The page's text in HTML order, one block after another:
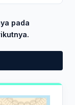
pada